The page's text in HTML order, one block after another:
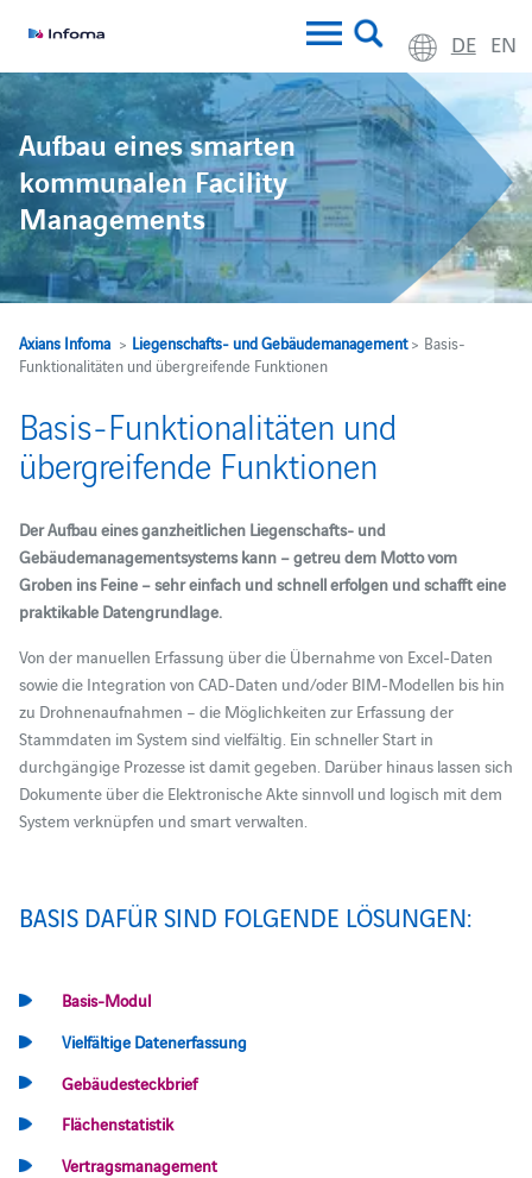
DE EN
Aufbau eines smarten
kommunalen Facility
Managements
Axians Infoma> Liegenschafts- und Gebäudemanagement> Basis-
Funktionalitäten und übergreifende Funktionen
Basis-Funktionalitäten und
übergreifende Funktionen
Der Aufbau eines ganzheitlichen Liegenschafts- und
Gebäudemanagementsystems kann – getreu dem Motto vom
Groben ins Feine – sehr einfach und schnell erfolgen und schafft eine
praktikable Datengrundlage.
Von der manuellen Erfassung über die Übernahme von Excel-Daten
sowie die Integration von CAD-Daten und/oder BIM-Modellen bis hin
zu Drohnenaufnahmen – die Möglichkeiten zur Erfassung der
Stammdaten im System sind vielfältig. Ein schneller Start in
durchgängige Prozesse ist damit gegeben. Darüber hinaus lassen sich
Dokumente über die Elektronische Akte sinnvoll und logisch mit dem
System verknüpfen und smart verwalten.
BASIS DAFÜR SIND FOLGENDE LÖSUNGEN:
Basis-Modul
Vielfältige Datenerfassung
Gebäudesteckbrief
Flächenstatistik
Vertragsmanagement